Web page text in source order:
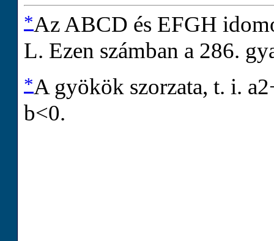
*AzABCD és EFGH
L. Ezen számban a 286.
*A gyökök szorzata, t. i. a2
b<0.